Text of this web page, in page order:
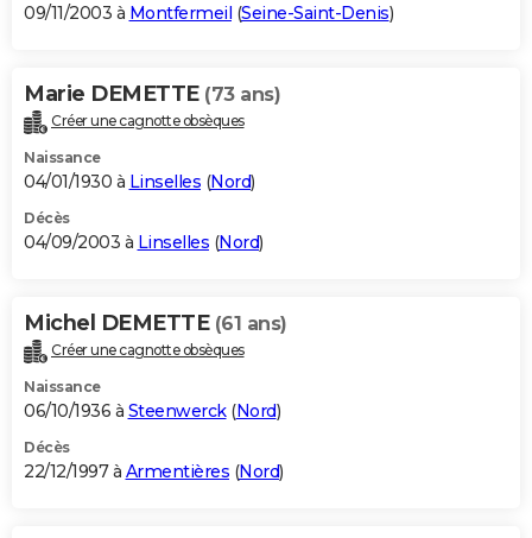
09/11/2003 à Montfermeil (Seine-Saint-Denis)
Marie DEMETTE (73 ans)
Créer une cagnotte obsèques
Naissance
04/01/1930 à Linselles (Nord)
Décès
04/09/2003 à Linselles (Nord)
Michel DEMETTE (61 ans)
Créer une cagnotte obsèques
Naissance
06/10/1936 à Steenwerck(Nord)
Décès
22/12/1997 à Armentières (Nord)